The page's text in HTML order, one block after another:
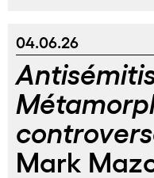
04.06.26
Mark